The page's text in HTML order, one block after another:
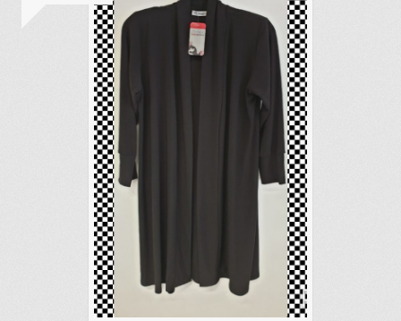
optie
kan
gekozen
worden
op
de
productpagina